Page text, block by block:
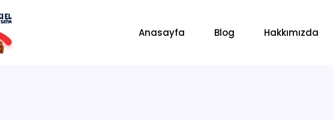
Anasayfa Blog Hakkımızda